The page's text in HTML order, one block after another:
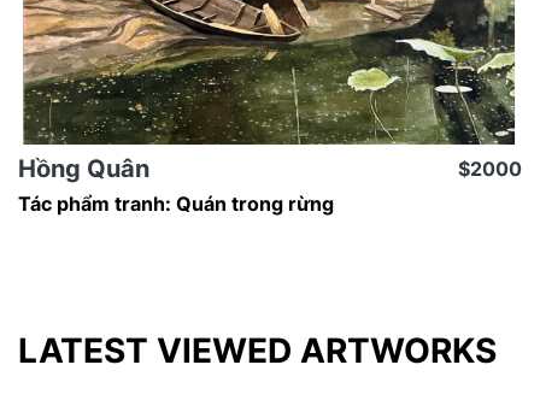
Hồng Quân
Tác phẩm tranh: Quán trong rừng
$2000
LATEST VIEWED ARTWORKS